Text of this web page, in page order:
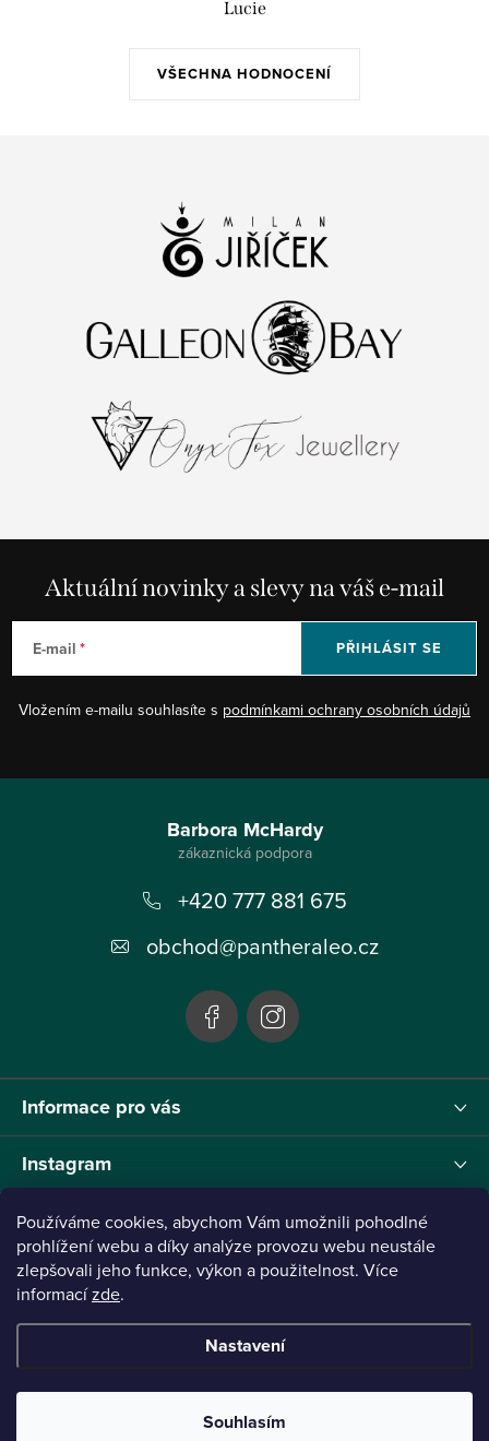
Používáme cookies, abychom Vám umožnili pohodlné
prohlížení webu a díky analýze provozu webu neustále
zlepšovali jeho funkce, výkon a použitelnost. Více
informacízde.
Nastavení
Souhlasím
VŠECHNA HODNOCENÍ
Lucie
Aktuální novinky a slevy na váš e-mail
E-mail
Vložením e-mailu souhlasíte s podmínkami ochrany osobních údajů
PŘIHLÁSIT SE
Informace pro vás
Instagram
Barbora McHardy
+420 777 881 675
obchod@pantheraleo.cz
Tento projekt byl realizován pod reg.č. 0380001205 s názvem Panthera Leo
zaměřený na inovaci webu a marketingových nástrojů financovaný Evropskou Unií -
Připraveno ve spolupráci s Broken